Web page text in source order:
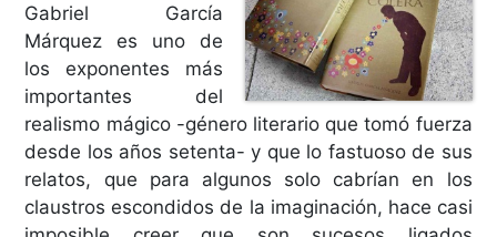
Gabriel García
Márquez es uno de
los exponentes más
importantes del
realismo mágico -género literario que tomó fuerza
desde los años setenta- y que lo fastuoso de sus
relatos, que para algunos solo cabrían en los
claustros escondidos de la imaginación, hace casi